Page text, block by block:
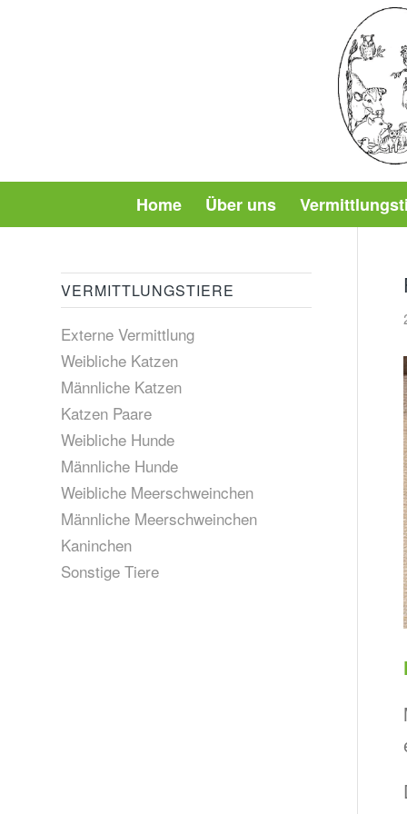
Home Über uns
VERMITTLUNGSTIERE
Externe Vermittlung
Weibliche Katzen
Männliche Katzen
Katzen Paare
Weibliche Hunde
Männliche Hunde
Weibliche Meerschweinchen
Männliche Meerschweinchen
Kaninchen
Sonstige Tiere